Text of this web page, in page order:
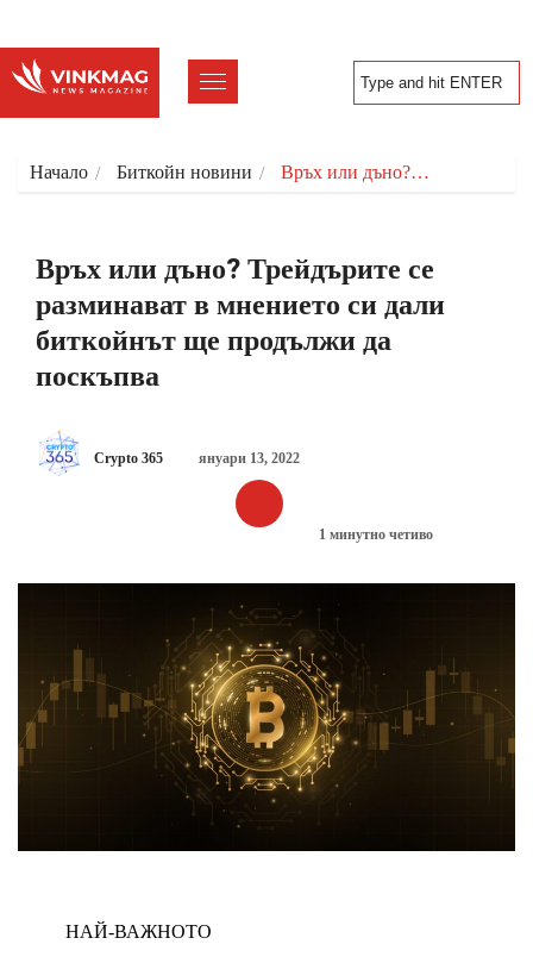
Начало Биткойн новини Връх или дъно?…
Връх или дъно? Трейдърите се
разминават в мнението си дали
биткойнът ще продължи да
поскъпва
Crypto 365 януари 13, 2022
1 минутно четиво
НАЙ-ВАЖНОТО